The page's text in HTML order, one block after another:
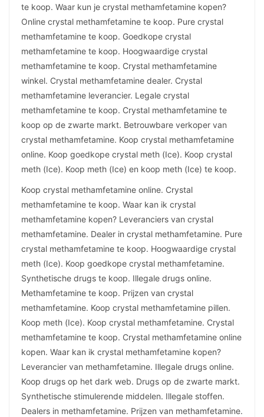
te koop. Waar kun je crystal methamfetamine kopen?
Online crystal methamfetamine te koop. Pure crystal
methamfetamine te koop. Goedkope crystal
methamfetamine te koop. Hoogwaardige crystal
methamfetamine te koop. Crystal methamfetamine
winkel. Crystal methamfetamine dealer. Crystal
methamfetamine leverancier. Legale crystal
methamfetamine te koop. Crystal methamfetamine te
koop op de zwarte markt. Betrouwbare verkoper van
crystal methamfetamine. Koop crystal methamfetamine
online. Koop goedkope crystal meth (Ice). Koop crystal
meth (Ice). Koop meth (Ice) en koop meth (Ice) te koop.
Koop crystal methamfetamine online. Crystal
methamfetamine te koop. Waar kan ik crystal
methamfetamine kopen? Leveranciers van crystal
methamfetamine. Dealer in crystal methamfetamine. Pure
crystal methamfetamine te koop. Hoogwaardige crystal
meth (Ice). Koop goedkope crystal methamfetamine.
Synthetische drugs te koop. Illegale drugs online.
Methamfetamine te koop. Prijzen van crystal
methamfetamine. Koop crystal methamfetamine pillen.
Koop meth (Ice). Koop crystal methamfetamine. Crystal
methamfetamine te koop. Crystal methamfetamine online
kopen. Waar kan ik crystal methamfetamine kopen?
Leverancier van methamfetamine. Illegale drugs online.
Koop drugs op het dark web. Drugs op de zwarte markt.
Synthetische stimulerende middelen. Illegale stoffen.
Dealers in methamfetamine. Prijzen van methamfetamine.